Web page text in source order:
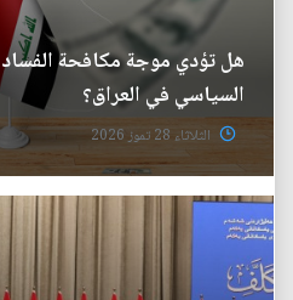
هل تؤدي موجة مكافحة الفساد
السياسي في العراق؟
الثلاثاء 28 تموز 2026